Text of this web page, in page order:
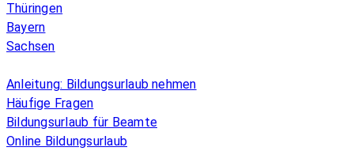
Thüringen
Bayern
Sachsen
Anleitung: Bildungsurlaub nehmen
Häufige Fragen
Bildungsurlaub für Beamte
Online Bildungsurlaub